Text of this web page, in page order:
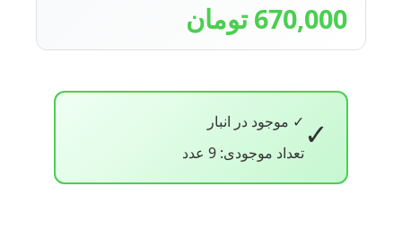
670,000 تومان
✓ ✓ موجود در انبار
تعداد موجودی: 9 عدد